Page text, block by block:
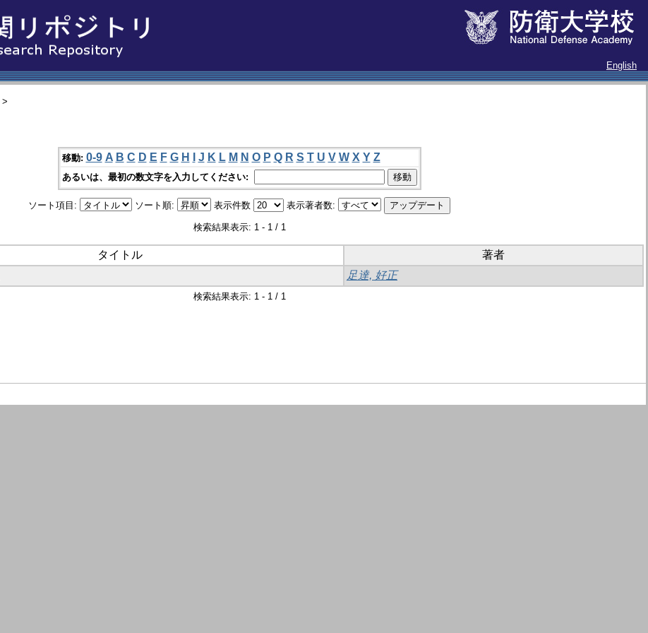
English
>
移動: 0-9 A B C D E F G H J K L M N O P Q R S T U V W X Y Z
あるいは、最初の数文字を入力してください:
ソート項目: ソート順: 表示件数 表示著者数:
検索結果表示: 1 - 1 / 1
タイトル
著者
足達, 好正
検索結果表示: 1 - 1 / 1